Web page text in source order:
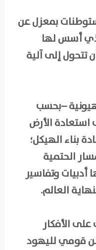
بمعزل عن
أسس لها
تتحول إلى آلية
–بحسب
استعادة الأرض
بناء الهيكل؛
الحتمية
أدبيات وتفاسير
العالم.
الأفكار
قومي لليهود